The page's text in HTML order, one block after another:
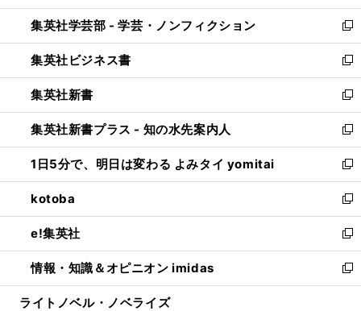
開
く
ウ
で
開
く
ン
ド
ウ
で
開
く
ウ
ィ
ン
ド
ウ
で
開
く
集英社学芸部 - 学芸・ノンフィクション
新
し
い
ウ
ィ
ン
ド
ウ
で
開
く
集英社ビジネス書
新
し
い
ウ
ィ
ン
ド
ウ
で
開
く
集英社新書
新
し
い
ウ
ィ
ン
ド
ウ
で
開
く
集英社新書プラス - 知の水先案内人
新
し
い
ウ
ィ
ン
ド
ウ
で
開
1日5分で、明日は変わる よみタイ yomitai
新
し
い
ウ
ィ
ン
ド
ウ
kotoba
新
し
い
ウ
ィ
ン
e!集英社
新
し
い
ウ
情報・知識＆オピニオン imidas
新
し
ライトノベル・ノベライズ